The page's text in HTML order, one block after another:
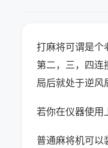
打麻将可谓是个
第二，三，四连
局后就处于逆风
若你在仪器使用
普通麻将机可以